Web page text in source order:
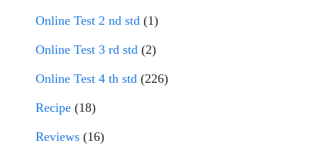
Online Test 2 nd std (1)
Online Test 3 rd std (2)
Online Test 4 th std (226)
Recipe (18)
Reviews (16)